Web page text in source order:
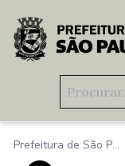
Pular para o
Prefeitura de São Paulo